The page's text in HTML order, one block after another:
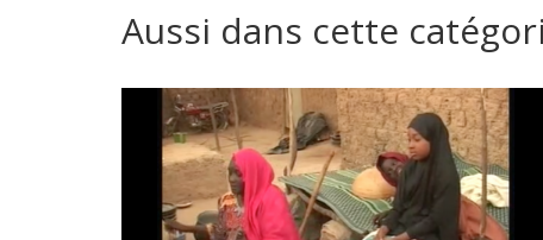
Aussi dans cette